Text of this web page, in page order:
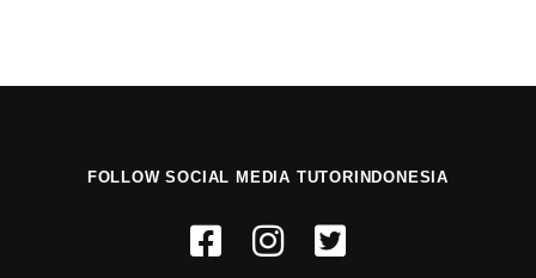
FOLLOW SOCIAL MEDIA TUTORINDONESIA